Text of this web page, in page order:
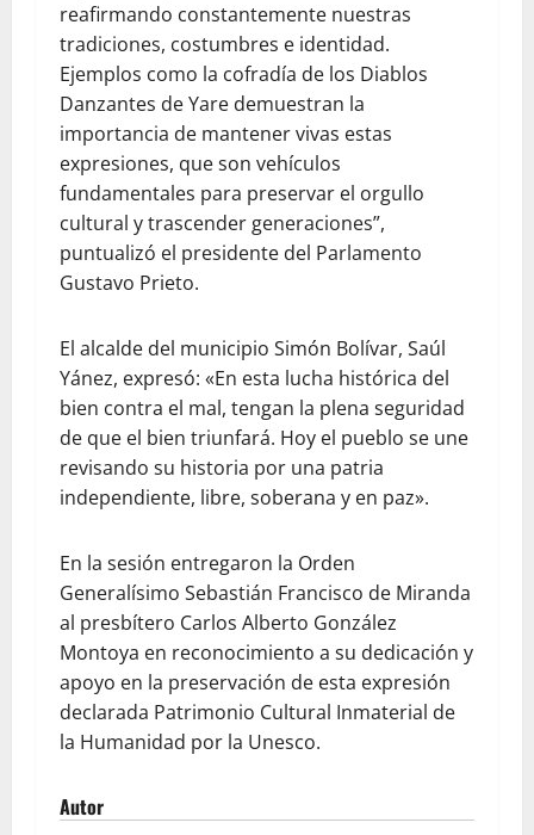
reafirmando constantemente nuestras
tradiciones, costumbres e identidad.
Ejemplos como la cofradía de los Diablos
Danzantes de Yare demuestran la
importancia de mantener vivas estas
expresiones, que son vehículos
fundamentales para preservar el orgullo
cultural y trascender generaciones”,
puntualizó el presidente del Parlamento
Gustavo Prieto.
El alcalde del municipio Simón Bolívar, Saúl
Yánez, expresó: «En esta lucha histórica del
bien contra el mal, tengan la plena seguridad
de que el bien triunfará. Hoy el pueblo se une
revisando su historia por una patria
independiente, libre, soberana y en paz».
En la sesión entregaron la Orden
Generalísimo Sebastián Francisco de Miranda
al presbítero Carlos Alberto González
Montoya en reconocimiento a su dedicación y
apoyo en la preservación de esta expresión
declarada Patrimonio Cultural Inmaterial de
la Humanidad por la Unesco.
Autor